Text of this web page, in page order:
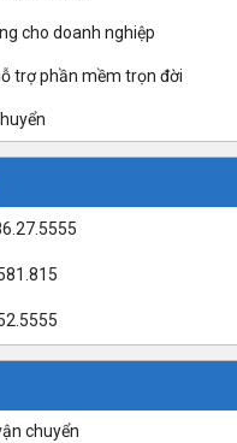
cho doanh nghiệp
trợ phần mềm trọn đời
chuyển